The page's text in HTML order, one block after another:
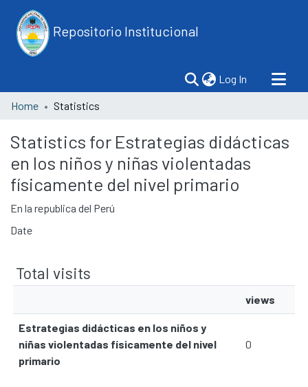
Repositorio Institucional
Log In (current)
Home Statistics
Statistics for Estrategias didácticas
en los niños y niñas violentadas
físicamente del nivel primario
En la republica del Perú
Date
Total visits
views
Estrategias didácticas en los niños y
niñas violentadas físicamente del nivel
primario
0